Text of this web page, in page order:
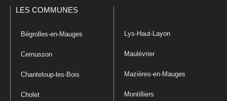
LES COMMUNES
Bégrolles-en-Mauges
Cernusson
Chanteloup-les-Bois
Cholet
Lys-Haut-Layon
Maulévrier
Mazières-en-Mauges
Montilliers